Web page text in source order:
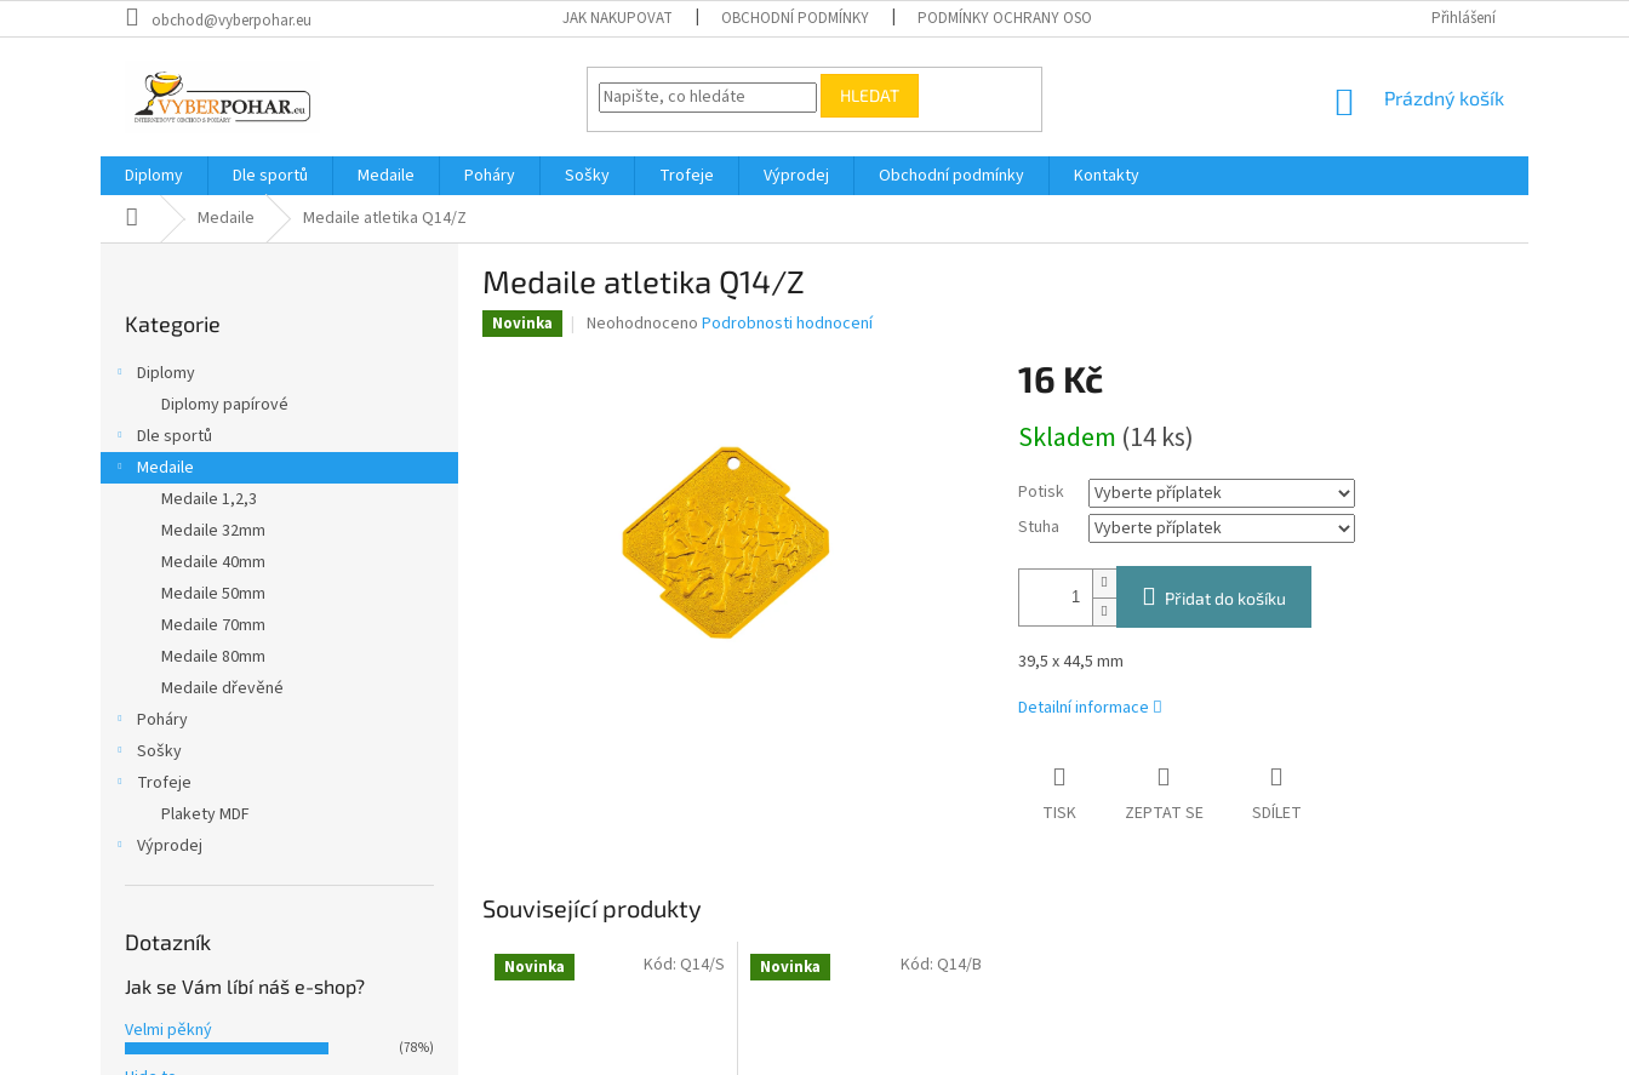
na
obchod@vyberpohar.eu JAK NAKUPOVAT OBCHODNÍ PODMÍNKY PODMÍNKY OCHRANY OSOBNÍCH ÚDAJŮ Přihlášení
HLEDAT
NÁKUPNÍ
Prázdný košík
Diplomy Dle sportů Medaile Poháry Sošky Trofeje Výprodej Obchodní podmínky
Kontakty
Domů Medaile Medaile atletika Q14/Z
kategorie
Kategorie
Diplomy
Diplomy papírové
Dle sportů
Medaile
Medaile 1,2,3
Medaile 32mm
Medaile 40mm
Medaile 50mm
Medaile 70mm
Medaile 80mm
Medaile dřevěné
Poháry
Sošky
Trofeje
Plakety MDF
Výprodej
Dotazník
Jak se Vám líbí náš e-shop?
Velmi pěkný
(78%)
Medaile atletika Q14/Z
Novinka
Průměrné
Neohodnoceno Podrobnosti hodnocení
16 Kč
cena:
Skladem (14 ks)
Potisk
Stuha
Přidat do košíku
39,5 x 44,5 mm
Detailní informace
TISK ZEPTAT SE SDÍLET
Související produkty
Novinka Kód: Q14/S Novinka Kód: Q14/B